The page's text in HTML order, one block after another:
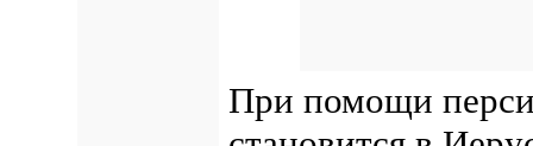
При помощи